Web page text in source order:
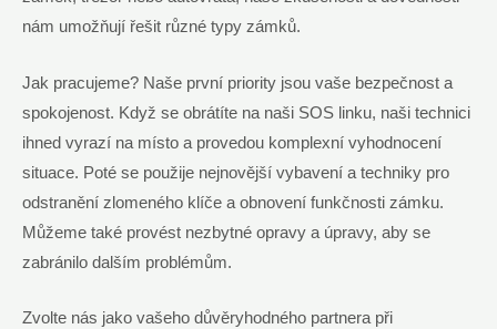
nám umožňují řešit různé typy zámků.
Jak pracujeme? Naše první priority jsou vaše bezpečnost a
spokojenost. Když se obrátíte na naši SOS linku, naši technici
ihned vyrazí na místo a provedou komplexní vyhodnocení
situace. Poté se použije nejnovější vybavení a techniky pro
odstranění zlomeného klíče a obnovení funkčnosti zámku.
Můžeme také provést nezbytné opravy a úpravy, aby se
zabránilo dalším problémům.
Zvolte nás jako vašeho důvěryhodného partnera při